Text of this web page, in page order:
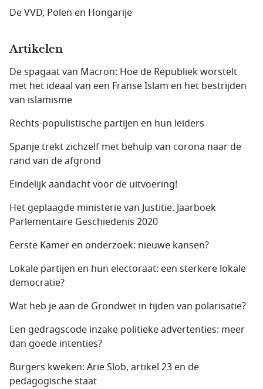
De VVD, Polen en Hongarije
Artikelen
De spagaat van Macron: Hoe de Republiek worstelt
met het ideaal van een Franse Islam en het bestrijden
van islamisme
Rechts-populistische partijen en hun leiders
Spanje trekt zichzelf met behulp van corona naar de
rand van de afgrond
Eindelijk aandacht voor de uitvoering!
Het geplaagde ministerie van Justitie. Jaarboek
Parlementaire Geschiedenis 2020
Eerste Kamer en onderzoek: nieuwe kansen?
Lokale partijen en hun electoraat: een sterkere lokale
democratie?
Wat heb je aan de Grondwet in tijden van polarisatie?
Een gedragscode inzake politieke advertenties: meer
dan goede intenties?
Burgers kweken: Arie Slob, artikel 23 en de
pedagogische staat